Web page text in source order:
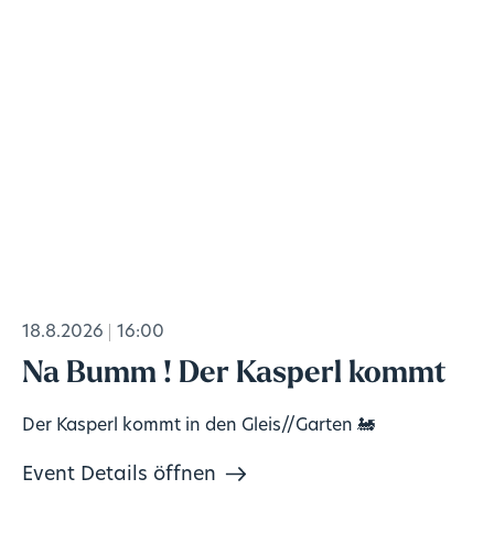
18.8.2026 16:00
Na Bumm ! Der Kasperl kommt
Der Kasperl kommt in den Gleis//Garten 🚂
Event Details öffnen